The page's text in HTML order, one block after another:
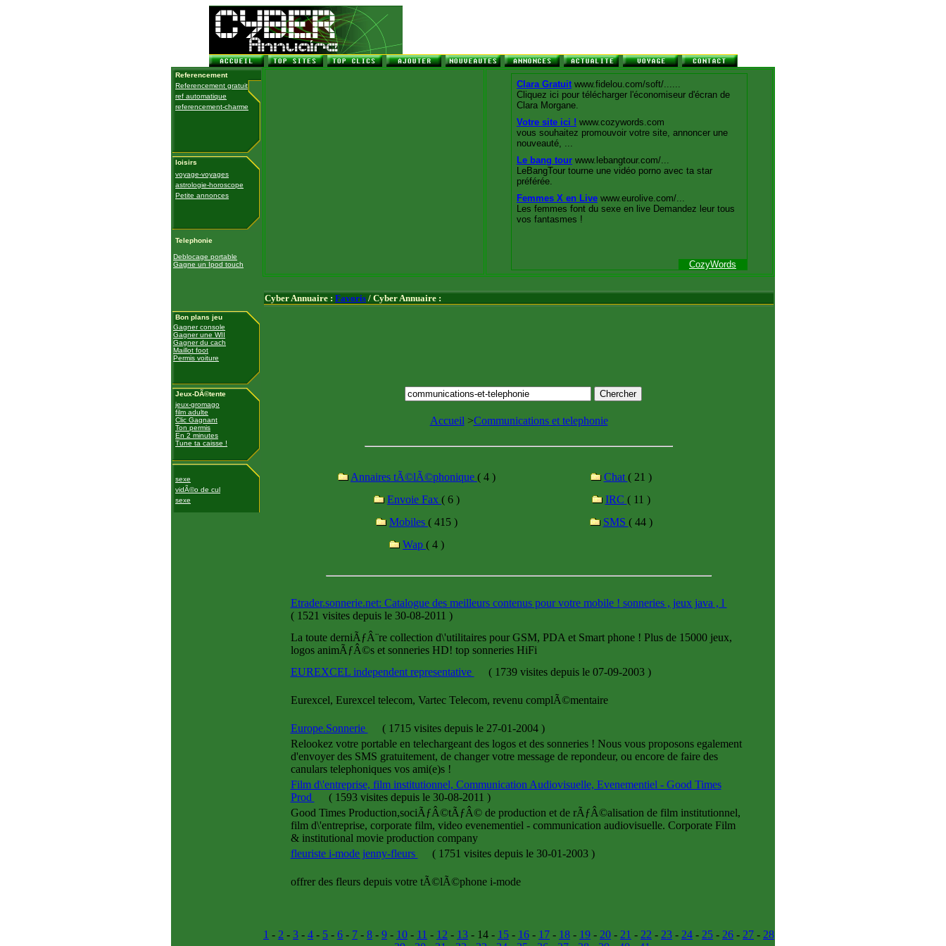
Referencement
Referencement gratuit
ref automatique
referencement-charme
loisirs
voyage-voyages
astrologie-horoscope
Petite annonces
Telephonie
Deblocage portable
Gagne un Ipod touch
Bon plans jeu
Gagner console
Gagner une WII
Gagner du cach
Maillot foot
Permis voiture
Jeux-DÃ©tente
jeux-gromago
film adulte
Clic Gagnant
Ton permis
En 2 minutes
Tune ta caisse !
sexe
vidÃ©o de cul
sexe
Cyber Annuaire : Favoris / Cyber Annuaire :
Accueil >Communications et telephonie
Annaires tÃ©lÃ©phonique ( 4 ) Chat ( 21 )
Envoie Fax ( 6 ) IRC ( 11 )
Mobiles ( 415 ) SMS ( 44 )
Wap ( 4 )
Etrader.sonnerie.net: Catalogue des meilleurs contenus pour votre mobile ! sonneries , jeux java , l
(1521 visites depuis le 30-08-2011 )
La toute derniÃƒÂ¨re collection d\'utilitaires pour GSM, PDA et Smart phone ! Plus de 15000 jeux,
logos animÃƒÂ©s et sonneries HD! top sonneries HiFi
EUREXCEL independent representative
(1739 visites depuis le 07-09-2003 )
Eurexcel, Eurexcel telecom, Vartec Telecom, revenu complÃ©mentaire
Europe.Sonnerie (1715 visites depuis le 27-01-2004 )
Relookez votre portable en telechargeant des logos et des sonneries ! Nous vous proposons egalement
d'envoyer des SMS gratuitement, de changer votre message de repondeur, ou encore de faire des
canulars telephoniques vos ami(e)s !
Film d\'entreprise, film institutionnel, Communication Audiovisuelle, Evenementiel - Good Times
Prod
(1593 visites depuis le 30-08-2011 )
Good Times Production,sociÃƒÂ©tÃƒÂ© de production et de rÃƒÂ©alisation de film institutionnel,
film d\'entreprise, corporate film, video evenementiel - communication audiovisuelle. Corporate Film
& institutional movie production company
fleuriste i-mode jenny-fleurs
(1751 visites depuis le 30-01-2003 )
offrer des fleurs depuis votre tÃ©lÃ©phone i-mode
1 - 2 - 3 - 4 - 5 - 6 - 7 - 8 - 9 - 10 - 11 - 12 - 13 - 14 - 15 - 16 - 17 - 18 - 19 - 20 - 21 - 22 - 23 - 24 - 25 - 26 - 27 - 28